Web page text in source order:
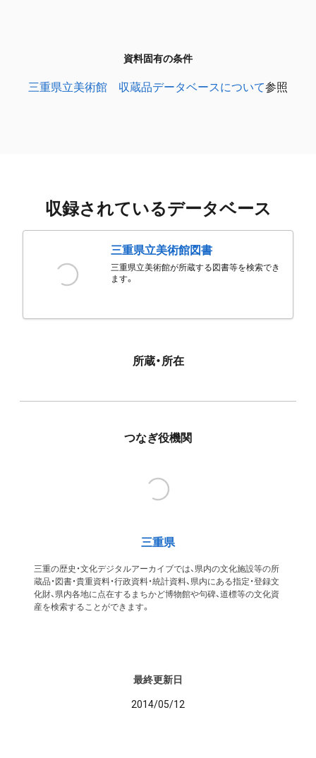
資料固有の条件
三重県立美術館 収蔵品データベースについて参照
収録されているデータベース
三重県立美術館図書
三重県立美術館が所蔵する図書等を検索でき
ます。
所蔵・所在
つなぎ役機関
三重県
三重の歴史・文化デジタルアーカイブでは、県内の文化施設等の所
蔵品・図書・貴重資料・行政資料・統計資料、県内にある指定・登録文
化財、県内各地に点在するまちかど博物館や句碑、道標等の文化資
産を検索することができます。
最終更新日
2014/05/12